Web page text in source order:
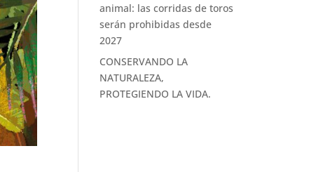
animal: las corridas de toros
serán prohibidas desde
2027
CONSERVANDO LA
NATURALEZA,
PROTEGIENDO LA VIDA.